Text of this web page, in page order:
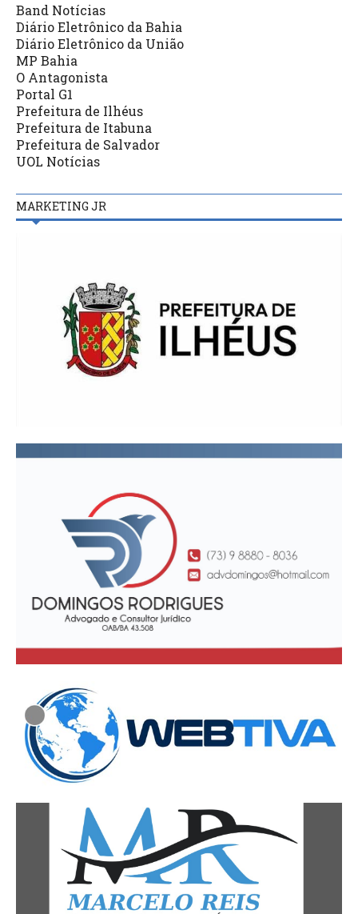
Band Notícias
Diário Eletrônico da Bahia
Diário Eletrônico da União
MP Bahia
O Antagonista
Portal G1
Prefeitura de Ilhéus
Prefeitura de Itabuna
Prefeitura de Salvador
UOL Notícias
MARKETING JR